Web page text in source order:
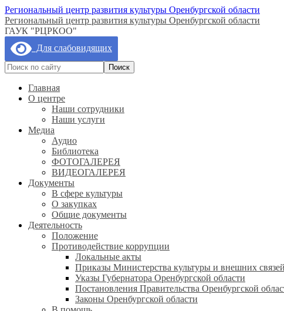
Региональный центр развития культуры Оренбургской области
Региональный центр развития культуры Оренбургской области
ГАУК "РЦРКОО"
Для слабовидящих
Главная
О центре
Наши сотрудники
Наши услуги
Медиа
Аудио
Библиотека
ФОТОГАЛЕРЕЯ
ВИДЕОГАЛЕРЕЯ
Документы
В сфере культуры
О закупках
Общие документы
Деятельность
Положение
Противодействие коррупции
Локальные акты
Приказы Министерства культуры и внешних
Указы Губернатора Оренбургской области
Постановления Правительства Оренбургской
Законы Оренбургской области